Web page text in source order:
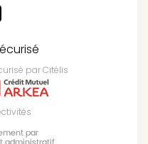
par Citélis